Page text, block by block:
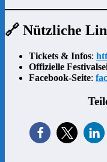
🔗 Nützliche
Tickets & Infos:
Offizielle
Facebook-Seite: